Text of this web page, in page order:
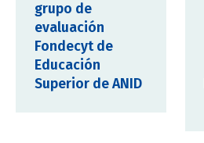
grupo de
evaluación
Fondecyt de
Educación
Superior de ANID